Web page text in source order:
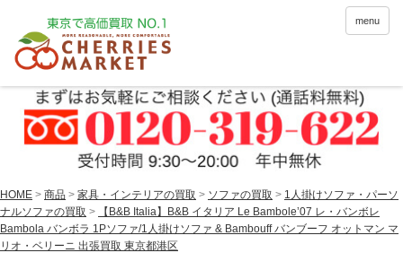
menu
HOME > 商品 > 家具・インテリアの買取 > ソファの買取 > 1人掛けソファ・パーソ
ナルソファの買取 >
【B&B Italia】B&B イタリア Le Bambole’07 レ・バンボレ
Bambola バンボラ 1Pソファ/1人掛けソファ & Bambouff バンブーフ オットマン マ
リオ・ベリーニ 出張買取 東京都港区